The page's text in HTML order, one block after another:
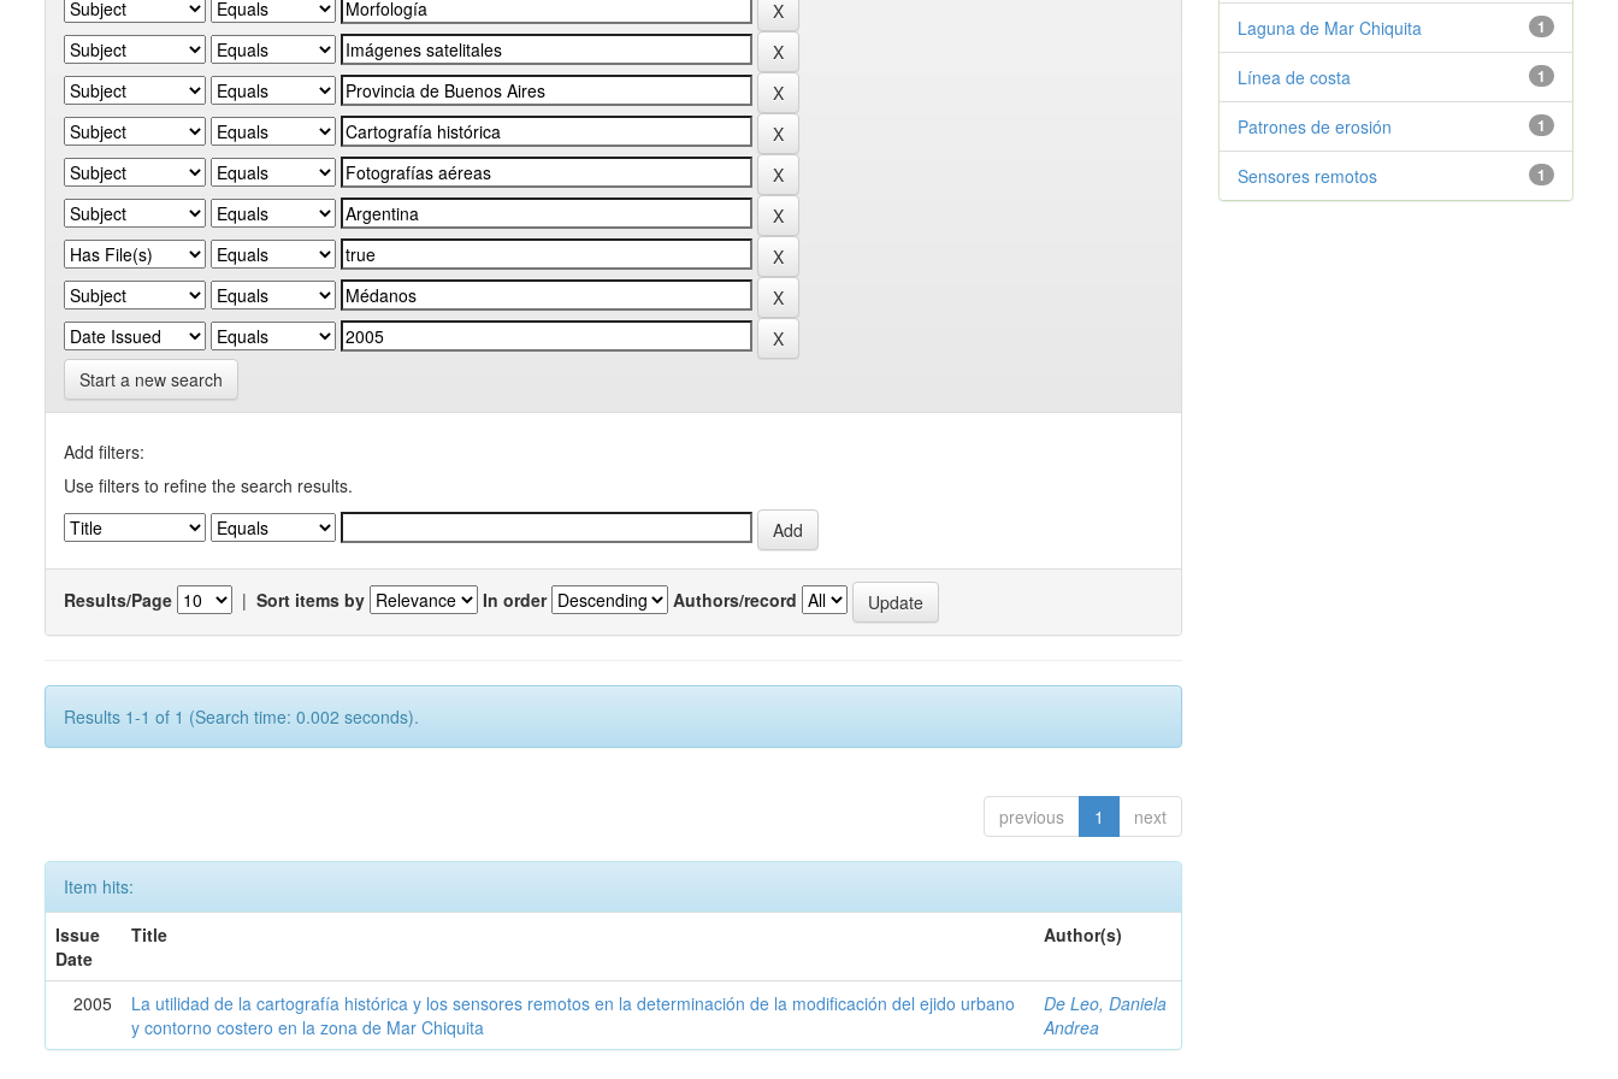
Start a new search
Add filters:
Use filters to refine the search results.
Results/Page | Sort items by In order Authors/record
Results 1-1 of 1 (Search time: 0.002 seconds).
previous 1 next
Item hits:
Issue
Date
Title Author(s)
2005
La utilidad de la cartografía histórica y los sensores remotos en la determinación de la modificación del ejido urbano
y contorno costero en la zona de Mar Chiquita
De Leo, Daniela
Andrea
1
Laguna de Mar Chiquita
1
Línea de costa
1
Patrones de erosión
1
Sensores remotos